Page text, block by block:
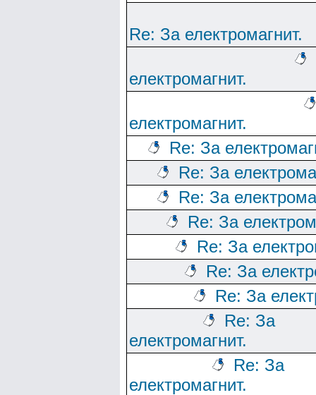
Re: За електромагнит.
електромагнит.
електромагнит.
Re: За
Re: За
Re: За
Re: За
Re: За
Re: За
Re: За
Re: За
електромагнит.
Re: За
електромагнит.